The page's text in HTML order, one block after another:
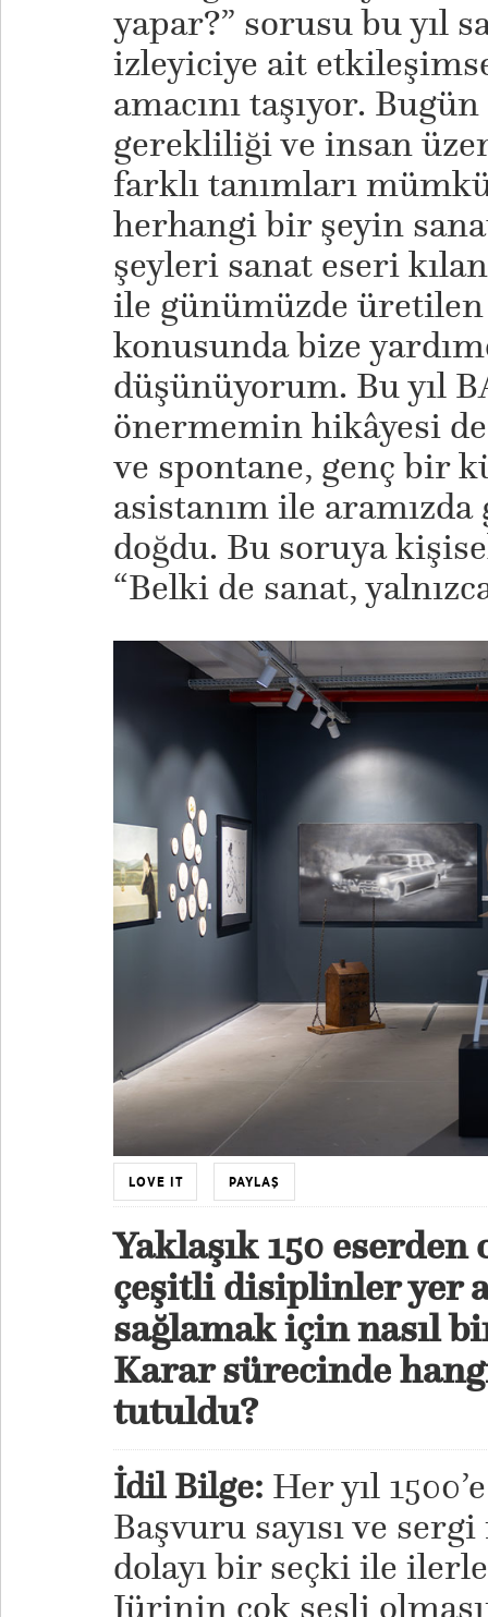
yapar?” sorusu bu yıl
izleyiciye ait
amacını taşıyor.
gerekliliği ve insan
farklı tanımları
herhangi bir şeyin
şeyleri sanat eseri
ile günümüzde üretilen
konusunda bize
düşünüyorum. Bu yıl
önermemin hikâyesi de
ve spontane, genç bir
asistanım ile
doğdu. Bu soruya
“Belki de sanat,
LOVE IT PAYLAŞ
Yaklaşık 150
çeşitli disiplinler yer
sağlamak için nasıl
Karar sürecinde
tutuldu?
İdil Bilge: Her yıl
Başvuru sayısı ve
dolayı bir seçki ile
Jürinin çok sesli